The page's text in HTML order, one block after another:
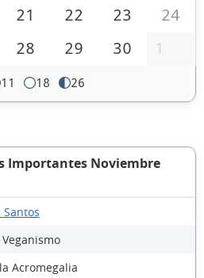
21 22 23
24
28 29 30 1
11 18 26
Importantes Noviembre
Santos
Acromegalia